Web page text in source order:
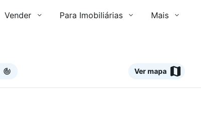
Vender Para Imobiliárias Mais
Ver mapa